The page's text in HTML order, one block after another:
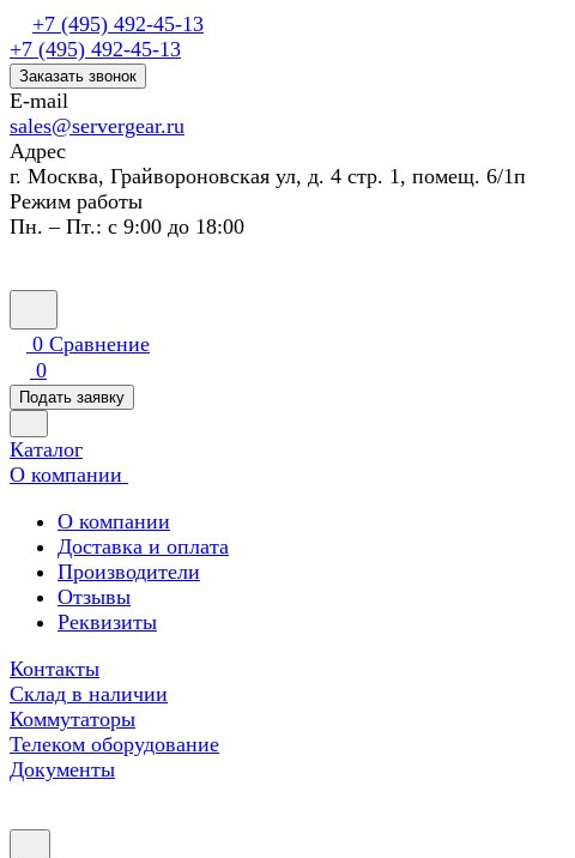
+7 (495) 492-45-13
+7 (495) 492-45-13
Заказать звонок
E-mail
sales@servergear.ru
Адрес
г. Москва, Грайвороновская ул, д. 4 стр. 1, помещ. 6/1п
Режим работы
Пн. – Пт.: с 9:00 до 18:00
0 Сравнение
0
Подать заявку
Каталог
О компании
О компании
Доставка и оплата
Производители
Отзывы
Реквизиты
Контакты
Склад в наличии
Коммутаторы
Телеком оборудование
Документы